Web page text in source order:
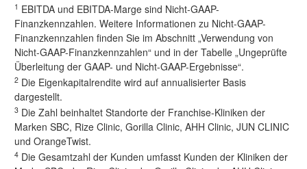
1 EBITDA und EBITDA-Marge sind Nicht-GAAP-
Finanzkennzahlen. Weitere Informationen zu Nicht-GAAP-
Finanzkennzahlen finden Sie im Abschnitt „Verwendung von
Nicht-GAAP-Finanzkennzahlen“ und in der Tabelle „Ungeprüfte
Überleitung der GAAP- und Nicht-GAAP-Ergebnisse“.
2 Die Eigenkapitalrendite wird auf annualisierter Basis
dargestellt.
3 Die Zahl beinhaltet Standorte der Franchise-Kliniken der
Marken SBC, Rize Clinic, Gorilla Clinic, AHH Clinic, JUN CLINIC
und OrangeTwist.
4 Die Gesamtzahl der Kunden umfasst Kunden der Kliniken der